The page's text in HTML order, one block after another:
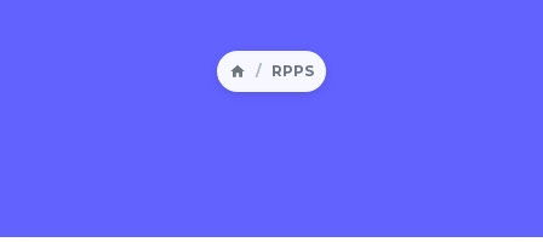
RPPS